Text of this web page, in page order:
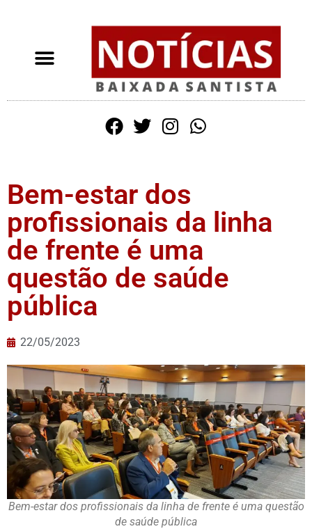
Bem-estar dos
profissionais da linha
de frente é uma
questão de saúde
pública
22/05/2023
Bem-estar dos profissionais da linha de frente é uma questão
de saúde pública